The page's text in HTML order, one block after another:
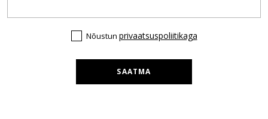
Nõustun privaatsuspoliitikaga
SAATMA